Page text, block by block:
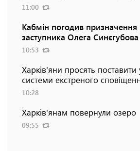
11:00
Кабмін погодив призначення
заступника Олега Синєгубова
10:53
Харків'яни просять поставити
системи екстреного
10:28
Харків'янам повернули озеро
09:55